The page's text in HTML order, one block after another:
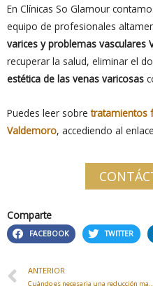
En Clínicas So Glamour
equipo de profesionales
varices y problemas vasculares
recuperar la salud, eliminar el
estética de las venas varicosas
Puedes leer sobretratamientos
Valdemoro, accediendo al
Comparte
FACEBOOK TWITTER
ANTERIOR
Cuándo es necesaria una reducción mamaria